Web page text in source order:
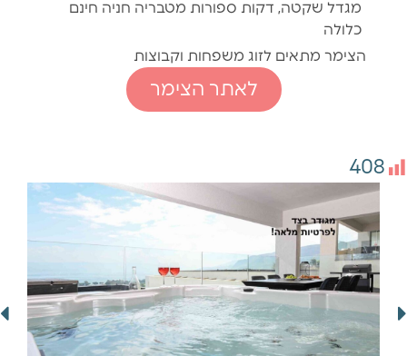
מגדל שקטה, דקות ספורות מטבריה חניה חינם
כלולה
הצימר מתאים לזוג משפחות וקבוצות
לאתר הצימר
408